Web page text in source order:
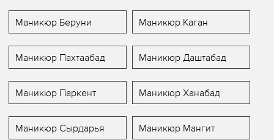
Маникюр Беруни Маникюр Каган
Маникюр Пахтаабад Маникюр Даштабад
Маникюр Паркент Маникюр Ханабад
Маникюр Сырдарья Маникюр Мангит